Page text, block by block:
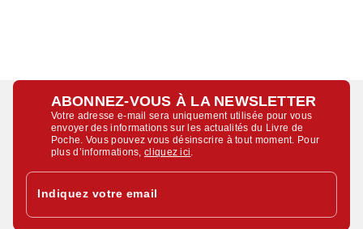
ABONNEZ-VOUS À LA NEWSLETTER
Votre adresse e-mail sera uniquement utilisée pour vous
envoyer des informations sur les actualités du Livre de
Poche. Vous pouvez vous désinscrire à tout moment. Pour
plus d’informations,cliquez ici
Indiquez votre email